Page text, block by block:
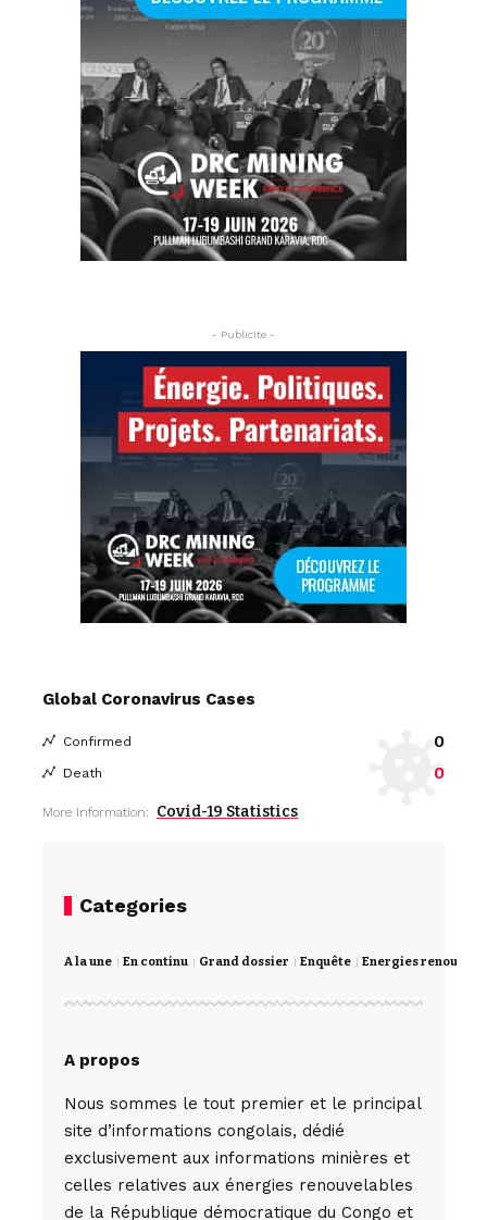
- Publicite -
Global Coronavirus Cases
Confirmed 0
Death 0
More Information: Covid-19 Statistics
Categories
A la une En continu Grand dossier Enquête Energies
A propos
Nous sommes le tout premier et le principal
site d’informations congolais, dédié
exclusivement aux informations minières et
celles relatives aux énergies renouvelables
de la République démocratique du Congo et